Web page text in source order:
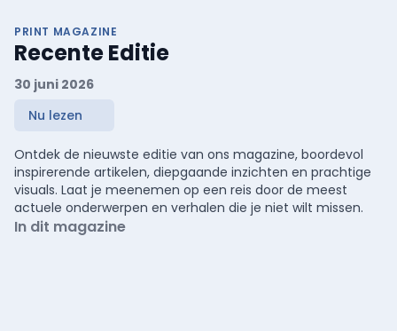
PRINT MAGAZINE
Recente Editie
30 juni 2026
Nu lezen
Ontdek de nieuwste editie van ons magazine, boordevol
inspirerende artikelen, diepgaande inzichten en prachtige
visuals. Laat je meenemen op een reis door de meest
actuele onderwerpen en verhalen die je niet wilt missen.
In dit magazine